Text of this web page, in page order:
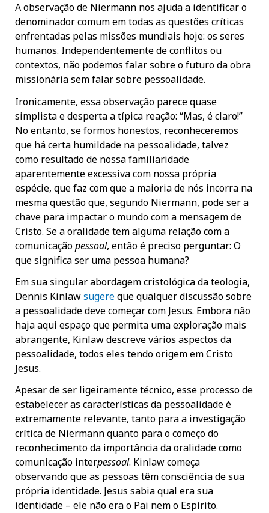
A observação de Niermann nos ajuda a identificar o
denominador comum em todas as questões críticas
enfrentadas pelas missões mundiais hoje: os seres
humanos. Independentemente de conflitos ou
contextos, não podemos falar sobre o futuro da obra
missionária sem falar sobre pessoalidade.
Ironicamente, essa observação parece quase
simplista e desperta a típica reação: “Mas, é claro!”
No entanto, se formos honestos, reconheceremos
que há certa humildade na pessoalidade, talvez
como resultado de nossa familiaridade
aparentemente excessiva com nossa própria
espécie, que faz com que a maioria de nós incorra na
mesma questão que, segundo Niermann, pode ser a
chave para impactar o mundo com a mensagem de
Cristo. Se a oralidade tem alguma relação com a
comunicaçãopessoal, então é preciso perguntar: O
que significa ser uma pessoa humana?
Em sua singular abordagem cristológica da teologia,
Dennis Kinlawsugereque qualquer discussão sobre
a pessoalidade deve começar com Jesus. Embora não
haja aqui espaço que permita uma exploração mais
abrangente, Kinlaw descreve vários aspectos da
pessoalidade, todos eles tendo origem em Cristo
Jesus.
Apesar de ser ligeiramente técnico, esse processo de
estabelecer as características da pessoalidade é
extremamente relevante, tanto para a investigação
crítica de Niermann quanto para o começo do
reconhecimento da importância da oralidade como
comunicação interpessoal. Kinlaw começa
observando que as pessoas têm consciência de sua
própria identidade. Jesus sabia qual era sua
identidade – ele não era o Pai nem o Espírito.